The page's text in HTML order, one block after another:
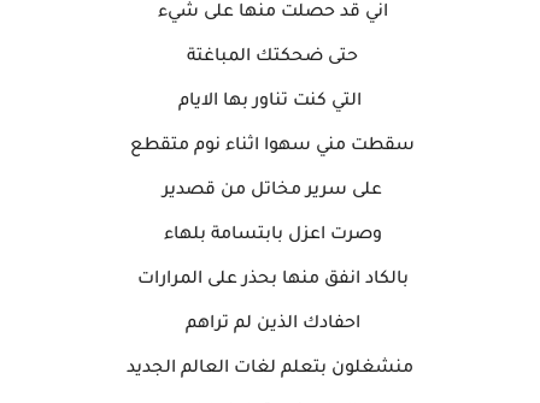
اني قد حصلت منها على شيء
حتى ضحكتك المباغتة
التي كنت تناور بها الايام
سقطت مني سهوا اثناء نوم متقطع
على سرير مخاتل من قصدير
وصرت اعزل بابتسامة بلهاء
بالكاد انفق منها بحذر على المرارات
احفادك الذين لم تراهم
منشغلون بتعلم لغات العالم الجديد